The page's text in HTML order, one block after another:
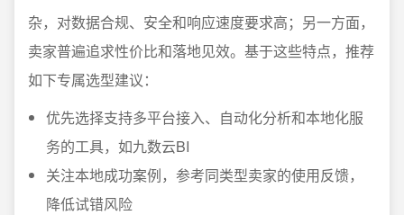
杂，对数据合规、安全和响应速度要求高；另一方面，
卖家普遍追求性价比和落地见效。基于这些特点，推荐
如下专属选型建议：
优先选择支持多平台接入、自动化分析和本地化服
务的工具，如九数云BI
关注本地成功案例，参考同类型卖家的使用反馈，
降低试错风险